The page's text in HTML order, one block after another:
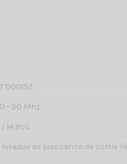
000152
- 30 Mhz
/ 14 Vcc
niveaux de puissance de sortie